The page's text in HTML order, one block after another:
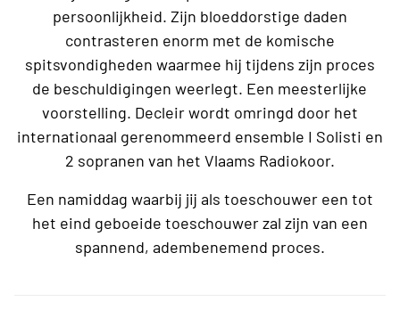
persoonlijkheid. Zijn bloeddorstige daden
contrasteren enorm met de komische
spitsvondigheden waarmee hij tijdens zijn proces
de beschuldigingen weerlegt. Een meesterlijke
voorstelling. Decleir wordt omringd door het
internationaal gerenommeerd ensemble I Solisti en
2 sopranen van het Vlaams Radiokoor.
Een namiddag waarbij jij als toeschouwer een tot
het eind geboeide toeschouwer zal zijn van een
spannend, adembenemend proces.